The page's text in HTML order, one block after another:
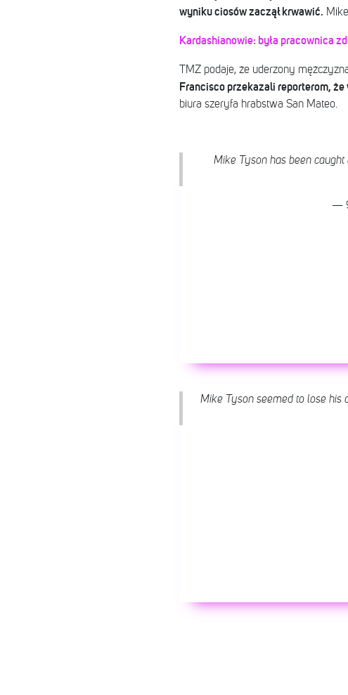
wyniku ciosów zaczął krwawić.
Kardashianowie: była pracownica
TMZ podaje, że uderzony
Francisco przekazali reporterom,
biura szeryfa hrabstwa San Mateo.
Mike Tyson has been
—
Mike Tyson seemed to lose his